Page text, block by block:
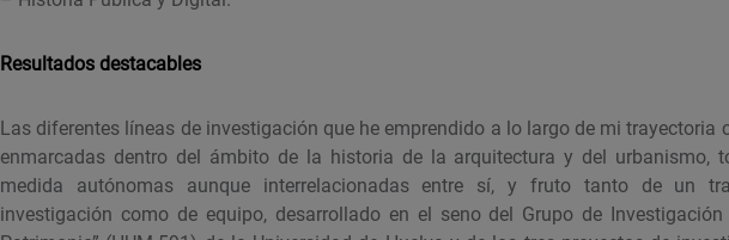
Resultados destacables
Las diferentes líneas de investigación que he emprendido a lo largo de mi trayectoria
enmarcadas dentro del ámbito de la historia de la arquitectura y del urbanismo,
medida autónomas aunque interrelacionadas entre sí, y fruto tanto de un
investigación como de equipo, desarrollado en el seno del Grupo de